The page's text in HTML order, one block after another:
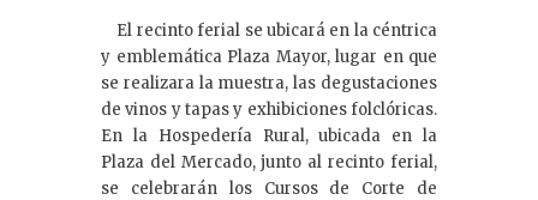
El recinto ferial se ubicará en la céntrica
y emblemática Plaza Mayor, lugar en que
se realizara la muestra, las degustaciones
de vinos y tapas y exhibiciones folclóricas.
En la Hospedería Rural, ubicada en la
Plaza del Mercado, junto al recinto ferial,
se celebrarán los Cursos de Corte de